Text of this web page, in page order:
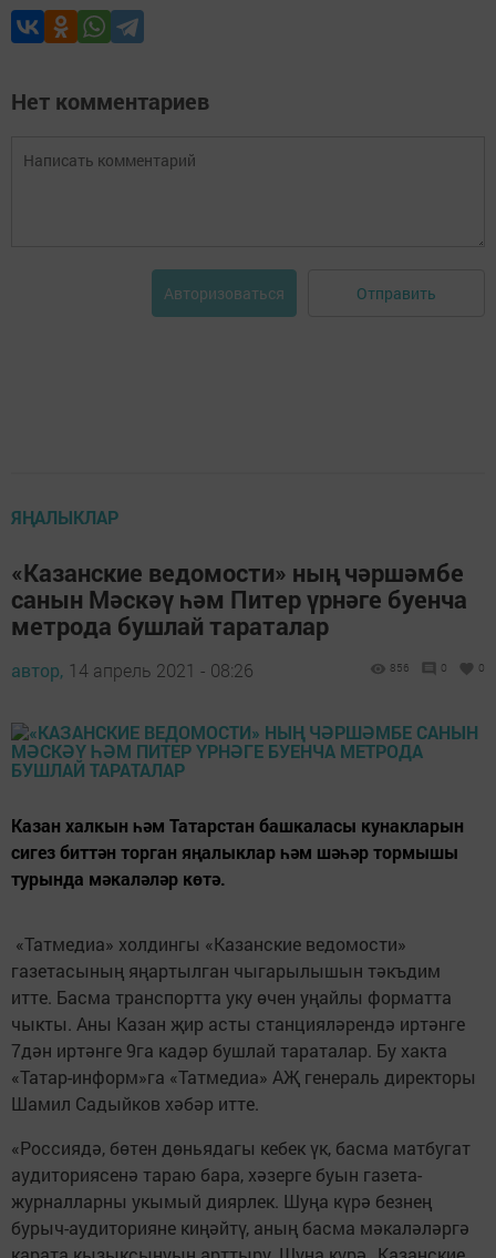
Нет комментариев
Авторизоваться Отправить
ЯҢАЛЫКЛАР
«Казанские ведомости» ның чәршәмбе
санын Мәскәү һәм Питер үрнәге буенча
метрода бушлай тараталар
автор, 14 апрель 2021 - 08:26 856 0 0
Казан халкын һәм Татарстан башкаласы кунакларын
сигез биттән торган яңалыклар һәм шәһәр тормышы
турында мәкаләләр көтә.
«Татмедиа» холдингы «Казанские ведомости»
газетасының яңартылган чыгарылышын тәкъдим
итте. Басма транспортта уку өчен уңайлы форматта
чыкты. Аны Казан җир асты станцияләрендә иртәнге
7дән иртәнге 9га кадәр бушлай тараталар. Бу хакта
«Татар-информ»га «Татмедиа» АҖ генераль директоры
Шамил Садыйков хәбәр итте.
«Россиядә, бөтен дөньядагы кебек үк, басма матбугат
аудиториясенә тараю бара, хәзерге буын газета-
журналларны укымый диярлек. Шуңа күрә безнең
бурыч-аудиторияне киңәйтү, аның басма мәкаләләргә